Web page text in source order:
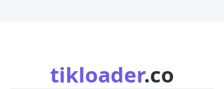
tikloader.co